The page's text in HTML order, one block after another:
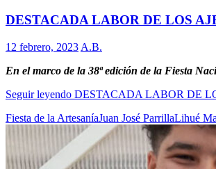
DESTACADA LABOR DE LOS
12 febrero, 2023 A.B.
En el marco de la 38ª edición de la Fiesta
Seguir leyendo DESTACADA LABOR DE
Fiesta de la ArtesaníaJuan José ParrillaLihué